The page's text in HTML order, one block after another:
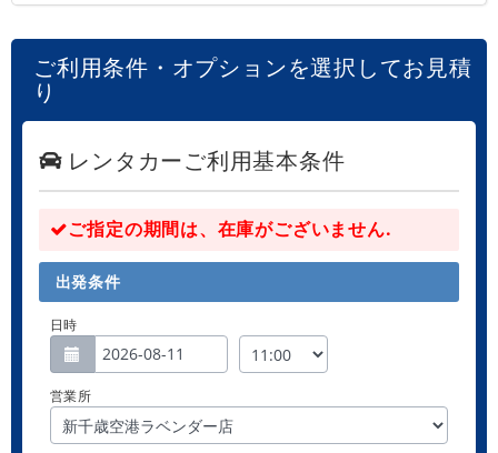
ご利用条件・オプションを選択してお見積
り
レンタカーご利用基本条件
ご指定の期間は、在庫がございません.
出発条件
日時
営業所